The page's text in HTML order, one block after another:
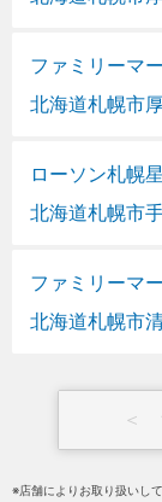
ファミリーマ
北海道札幌市
ローソン札幌
北海道札幌市
ファミリーマ
北海道札幌市
＜
※店舗によりお取り扱いし